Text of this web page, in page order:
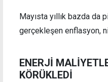
Mayısta yıllık bazda
gerçekleşen enflasyon,
ENERJİ
KÖRÜKLEDİ